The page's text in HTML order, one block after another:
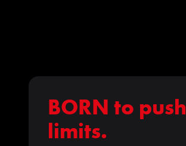
BORN to push
limits.